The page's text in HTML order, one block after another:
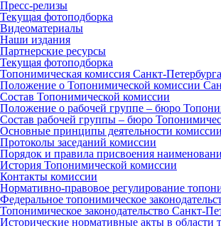
Пресс‑релизы
Текущая фотоподборка
Видеоматериалы
Наши издания
Партнерские ресурсы
Текущая фотоподборка
Топонимическая комиссия Санкт‑Петербурга
Положение о Топонимической комиссии
Состав Топонимической комиссии
Положение о рабочей группе – бюро
Состав рабочей группы – бюро
Основные принципы деятельности комиссии
Протоколы заседаний комиссии
Порядок и правила присвоения
История Топонимической комиссии
Контакты комиссии
Нормативно‑правовое регулирование
Федеральное топонимическое
Топонимическое законодательство
Исторические нормативные акты в области